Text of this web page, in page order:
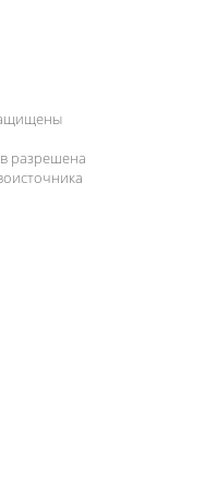
разрешена